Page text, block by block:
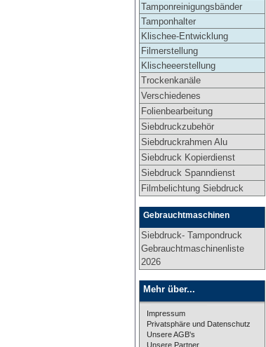
Tamponreinigungsbänder
Tamponhalter
Klischee-Entwicklung
Filmerstellung
Klischeeerstellung
Trockenkanäle
Verschiedenes
Folienbearbeitung
Siebdruckzubehör
Siebdruckrahmen Alu
Siebdruck Kopierdienst
Siebdruck Spanndienst
Filmbelichtung Siebdruck
Gebrauchtmaschinen
Siebdruck- Tampondruck
Gebrauchtmaschinenliste
2026
Mehr über...
Impressum
Privatsphäre und Datenschutz
Unsere AGB's
Unsere Partner